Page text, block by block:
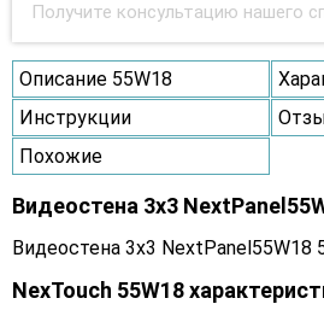
Получите консультацию нашего
Описание 55W18
Инструкции
Похожие
Видеостена 3x3
Видеостена 3x3 NextPanel55W18
NexTouch 55W18